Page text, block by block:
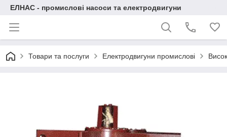
ЕЛНАС - промислові насоси та електродвигуни
Товари та послуги Електродвигуни промислові